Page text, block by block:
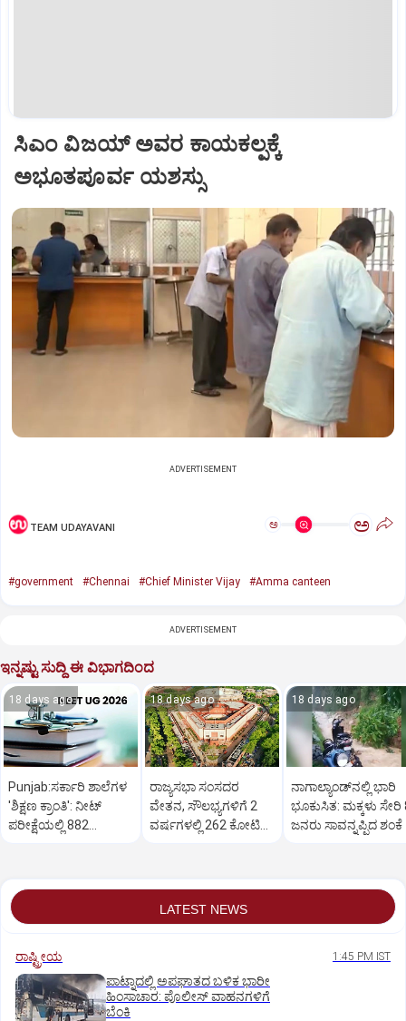
ಸಿಎಂ ವಿಜಯ್ ಅವರ ಕಾಯಕಲ್ಪಕ್ಕೆ
ಅಭೂತಪೂರ್ವ ಯಶಸ್ಸು
ADVERTISEMENT
TEAM UDAYAVANI ಅ ಅ
#government #Chennai #Chief Minister Vijay #Amma canteen
ADVERTISEMENT
ಇನ್ನಷ್ಟು ಸುದ್ದಿ ಈ ವಿಭಾಗದಿಂದ
18 days ago
Punjab:ಸರ್ಕಾರಿ ಶಾಲೆಗಳ
'ಶಿಕ್ಷಣ ಕ್ರಾಂತಿ': ನೀಟ್
ಪರೀಕ್ಷೆಯಲ್ಲಿ 882
18 days ago
ರಾಜ್ಯಸಭಾ ಸಂಸದರ
ವೇತನ, ಸೌಲಭ್ಯಗಳಿಗೆ 2
ವರ್ಷಗಳಲ್ಲಿ 262 ಕೋಟಿ
18 days ago
ನಾಗಾಲ್ಯಾಂಡ್‌ನಲ್ಲಿ ಭಾರಿ
ಭೂಕುಸಿತ: ಮಕ್ಕಳು ಸೇರಿ
ಜನರು ಸಾವನ್ನಪ್ಪಿದ ಶಂಕೆ
LATEST NEWS
ರಾಷ್ಟ್ರೀಯ 1:45 PM IST
ಪಾಟ್ನಾದಲ್ಲಿ ಅಪಘಾತದ ಬಳಿಕ ಭಾರೀ
ಹಿಂಸಾಚಾರ: ಪೊಲೀಸ್‌ ವಾಹನಗಳಿಗೆ
ಬೆಂಕಿ